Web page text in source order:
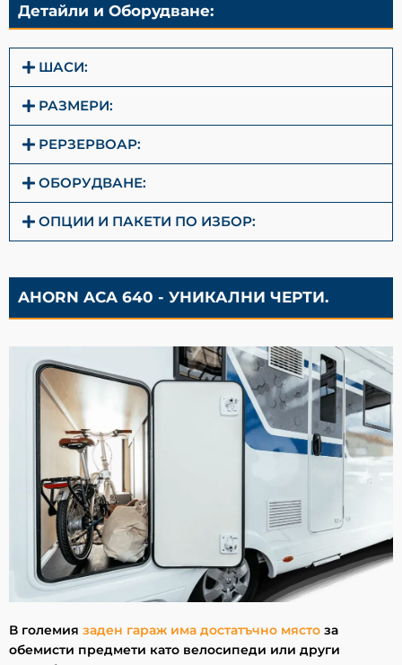
Детайли и Оборудване:
ШАСИ:
РАЗМЕРИ:
РЕРЗЕРВОАР:
ОБОРУДВАНЕ:
ОПЦИИ И ПАКЕТИ ПО ИЗБОР:
AHORN ACA 640 - УНИКАЛНИ ЧЕРТИ.
В големия заден гараж има достатъчно място за
обемисти предмети като велосипеди или други